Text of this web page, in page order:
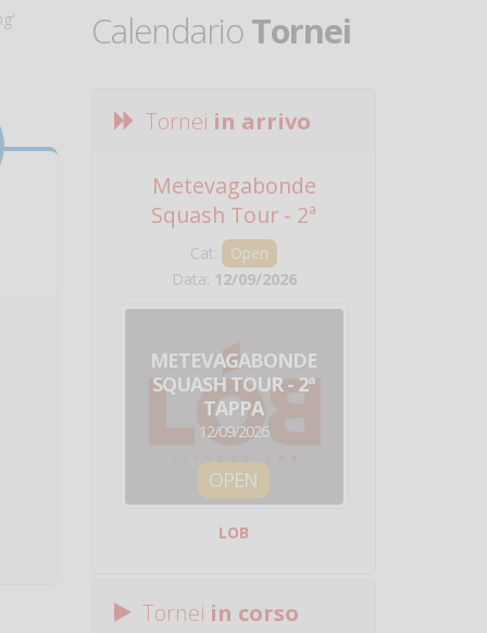
CalendarioTornei
Tornei in arrivo
Metevagabonde
Squash Tour - 2ª
Tappa
Cat:
Open
Data: 12/09/2026
METEVAGABONDE
SQUASH TOUR - 2ª
TAPPA
12/09/2026
OPEN
LOB
Tornei in corso